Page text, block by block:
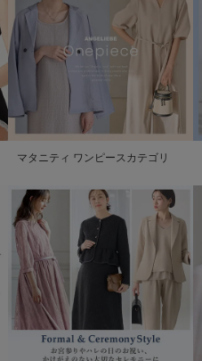
マタニティ ワンピースカテゴリ